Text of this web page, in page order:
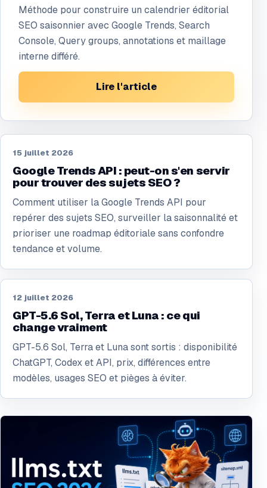
Méthode pour construire un calendrier éditorial
SEO saisonnier avec Google Trends, Search
Console, Query groups, annotations et maillage
interne différé.
Lire l'article
15 juillet 2026
Google Trends API : peut-on s'en servir
pour trouver des sujets SEO ?
Comment utiliser la Google Trends API pour
repérer des sujets SEO, surveiller la saisonnalité et
prioriser une roadmap éditoriale sans confondre
tendance et volume.
12 juillet 2026
GPT-5.6 Sol, Terra et Luna : ce qui
change vraiment
GPT-5.6 Sol, Terra et Luna sont sortis : disponibilité
ChatGPT, Codex et API, prix, différences entre
modèles, usages SEO et pièges à éviter.